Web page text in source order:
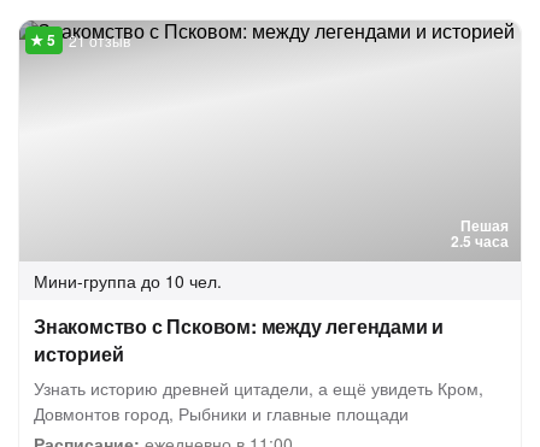
Пешая
2.5 часа
21 отзыв
Мини-группа до 10 чел.
Знакомство с Псковом: между легендами и
историей
Узнать историю древней цитадели, а ещё увидеть Кром,
Довмонтов город, Рыбники и главные площади